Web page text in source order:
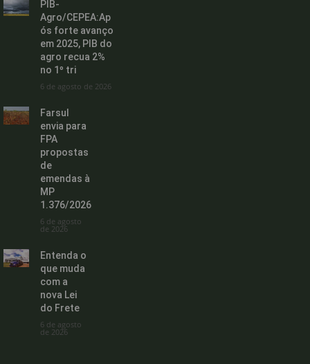
PIB-
Agro/CEPEA:Ap
ós forte avanço
em 2025, PIB do
agro recua 2%
no 1º tri
6 de agosto de 2026
Farsul
envia para
FPA
propostas
de
emendas à
MP
1.376/2026
6 de agosto
de 2026
Entenda o
que muda
com a
nova Lei
do Frete
6 de agosto
de 2026